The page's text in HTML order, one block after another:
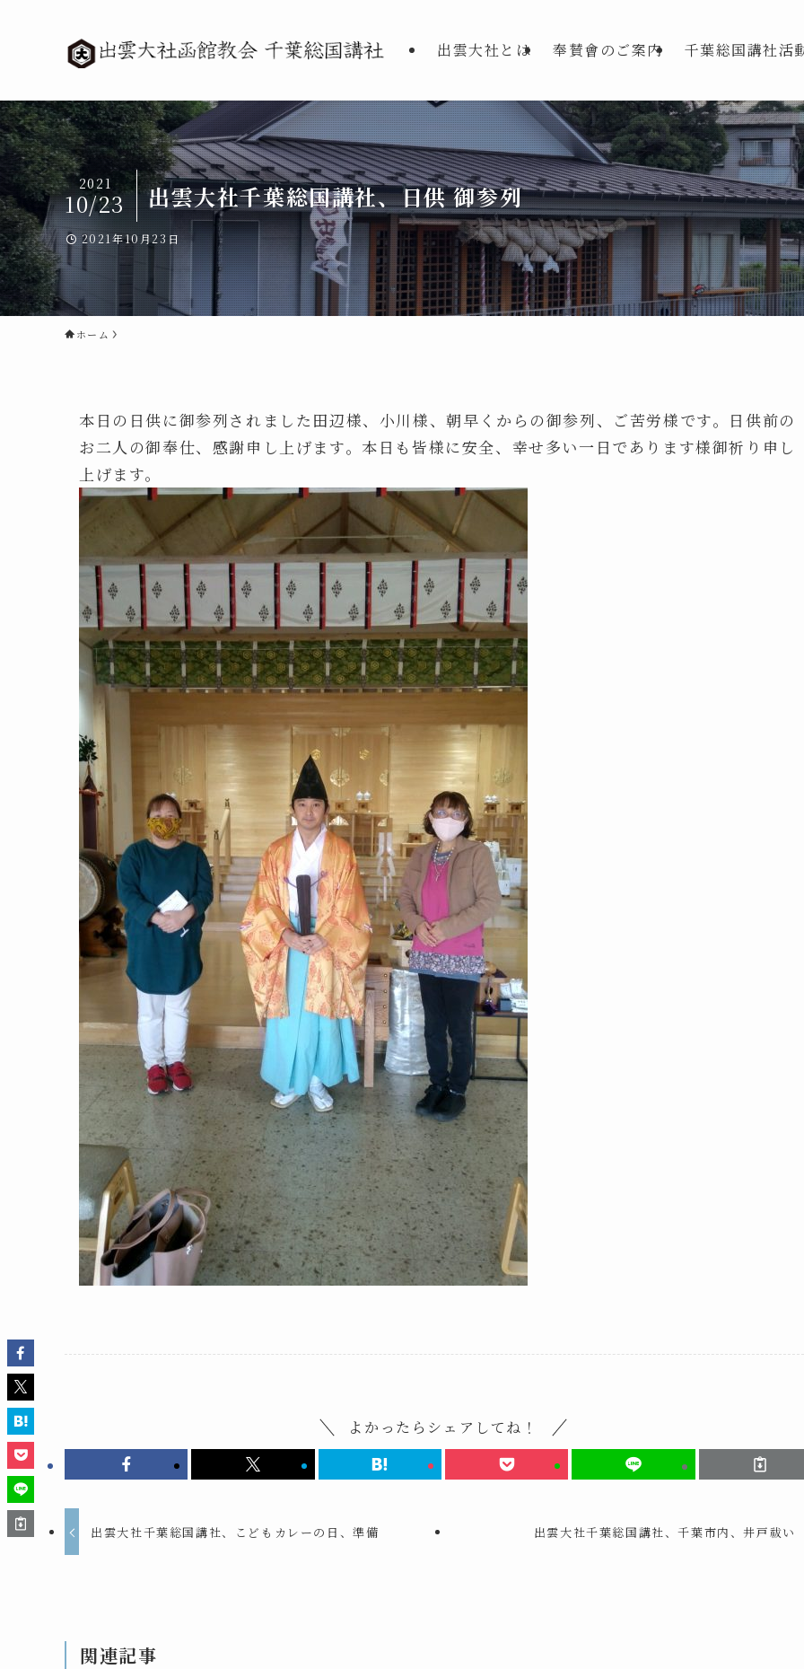
出雲大社とは 奉賛會のご案内 千葉総国講社活
出雲大社千葉総国講社、日供 御参列
2021
10/23
2021年10月23日
ホーム
本日の日供に御参列されました田辺様、小川様、朝早くからの御参列、ご苦労様です。日供前の
お二人の御奉仕、感謝申し上げます。本日も皆様に安全、幸せ多い一日であります様御祈り申し
上げます。
よかったらシェアしてね！
出雲大社千葉総国講社、こどもカレーの日、準備 出雲大社千葉総国講社、千葉市内、井戸祓い
関連記事